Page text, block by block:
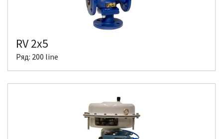
RV 2x5
Ряд: 200 line